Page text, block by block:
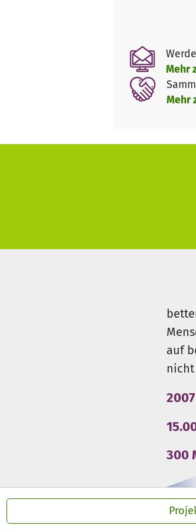
Alle unsere
(online und
Hier geht es
Mehr
Mehr
auf
2007
300